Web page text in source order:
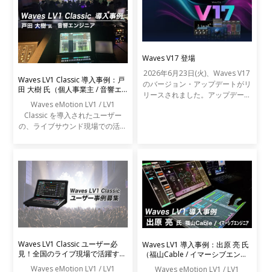
Waves LV1 Classic 導入事例：戸
田 大樹 氏（個人事業主 / 音響エ
Waves eMotion LV1 / LV1
Classic を導入されたユーザー
の、ライブサウンド現場での活用
Waves V17 登場
2026年6月23日(火)、Waves V17
のバージョン・アップデートがリ
リースされました。アップデート
Waves LV1 Classic ユーザー必
見！全国のライブ現場で活躍する
Waves eMotion LV1 / LV1
Waves LV1 導入事例：出原 亮 氏
（福山Cable / イマーシブエンジ
Waves eMotion LV1 / LV1